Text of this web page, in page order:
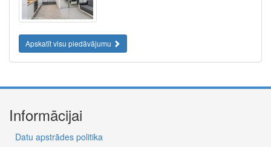
Apskatīt visu piedāvājumu
Informācijai
Datu apstrādes politika